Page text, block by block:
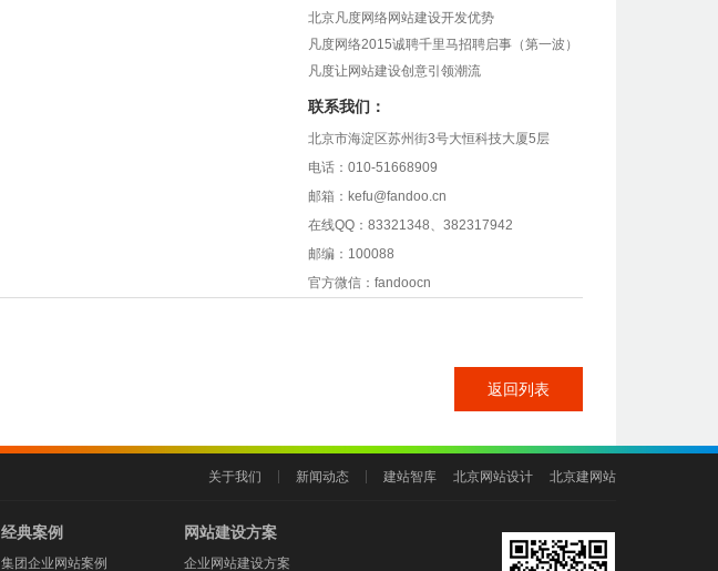
北京凡度网络网站建设开发优势
凡度网络2015诚聘千里马招聘启事（第一波）
凡度让网站建设创意引领潮流
联系我们：
北京市海淀区苏州街3号大恒科技大厦5层
电话：010-51668909
邮箱：kefu@fandoo.cn
在线QQ：83321348、382317942
邮编：100088
官方微信：fandoocn
返回列表
关于我们 新闻动态 建站智库 北京网站设计 北京建网站
经典案例
集团企业网站案例
网站建设方案
企业网站建设方案